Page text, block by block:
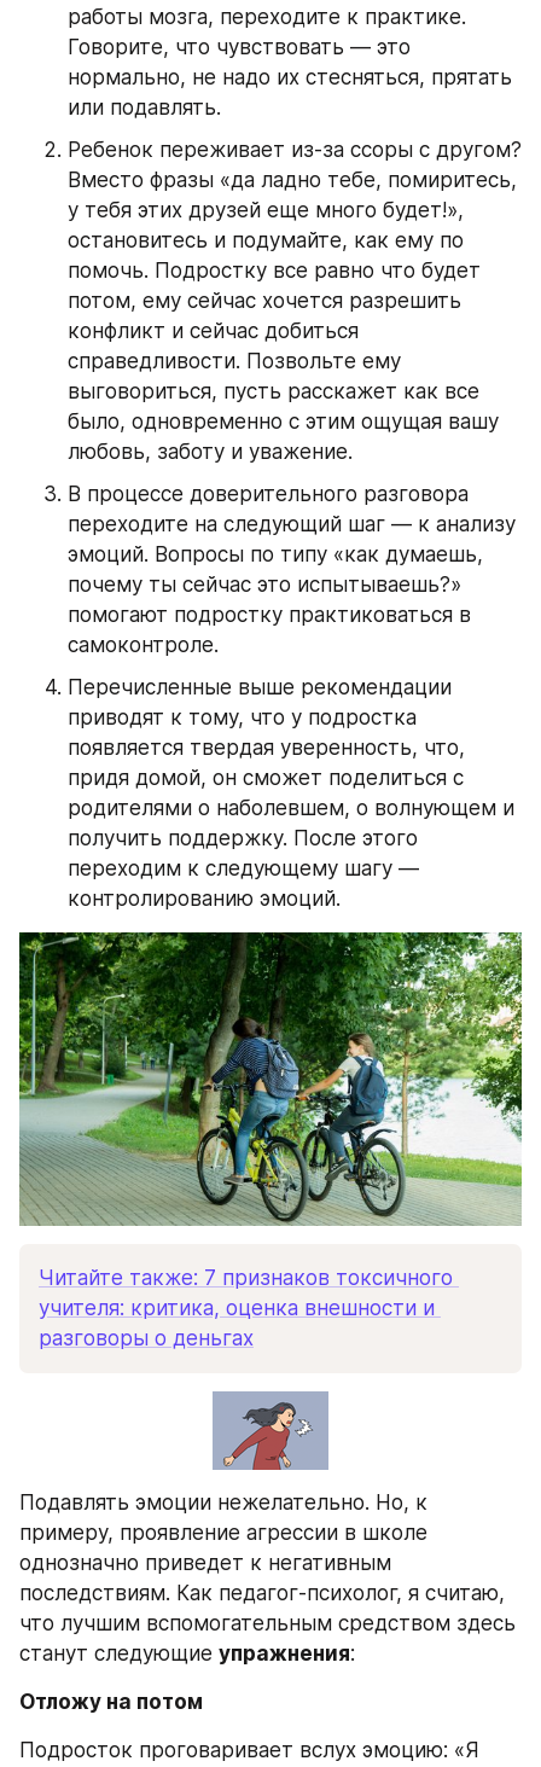
работы мозга, переходите к практике.
Говорите, что чувствовать — это
нормально, не надо их стесняться, прятать
или подавлять.
Ребенок переживает из-за ссоры с другом?
Вместо фразы «да ладно тебе, помиритесь,
у тебя этих друзей еще много будет!»,
остановитесь и подумайте, как ему по
помочь. Подростку все равно что будет
потом, ему сейчас хочется разрешить
конфликт и сейчас добиться
справедливости. Позвольте ему
выговориться, пусть расскажет как все
было, одновременно с этим ощущая вашу
любовь, заботу и уважение.
В процессе доверительного разговора
переходите на следующий шаг — к анализу
эмоций. Вопросы по типу «как думаешь,
почему ты сейчас это испытываешь?»
помогают подростку практиковаться в
самоконтроле.
Перечисленные выше рекомендации
приводят к тому, что у подростка
появляется твердая уверенность, что,
придя домой, он сможет поделиться с
родителями о наболевшем, о волнующем и
получить поддержку. После этого
переходим к следующему шагу —
контролированию эмоций.
Читайте также: 7 признаков токсичного
учителя: критика, оценка внешности и
разговоры о деньгах
Подавлять эмоции нежелательно. Но, к
примеру, проявление агрессии в школе
однозначно приведет к негативным
последствиям. Как педагог-психолог, я считаю,
что лучшим вспомогательным средством здесь
станут следующие упражнения:
Отложу на потом
Подросток проговаривает вслух эмоцию: «Я